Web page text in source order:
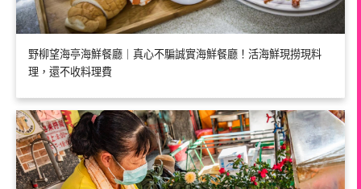
野柳望海亭海鮮餐廳｜真心不騙誠實海鮮餐廳！活海鮮現撈現料
理，還不收料理費